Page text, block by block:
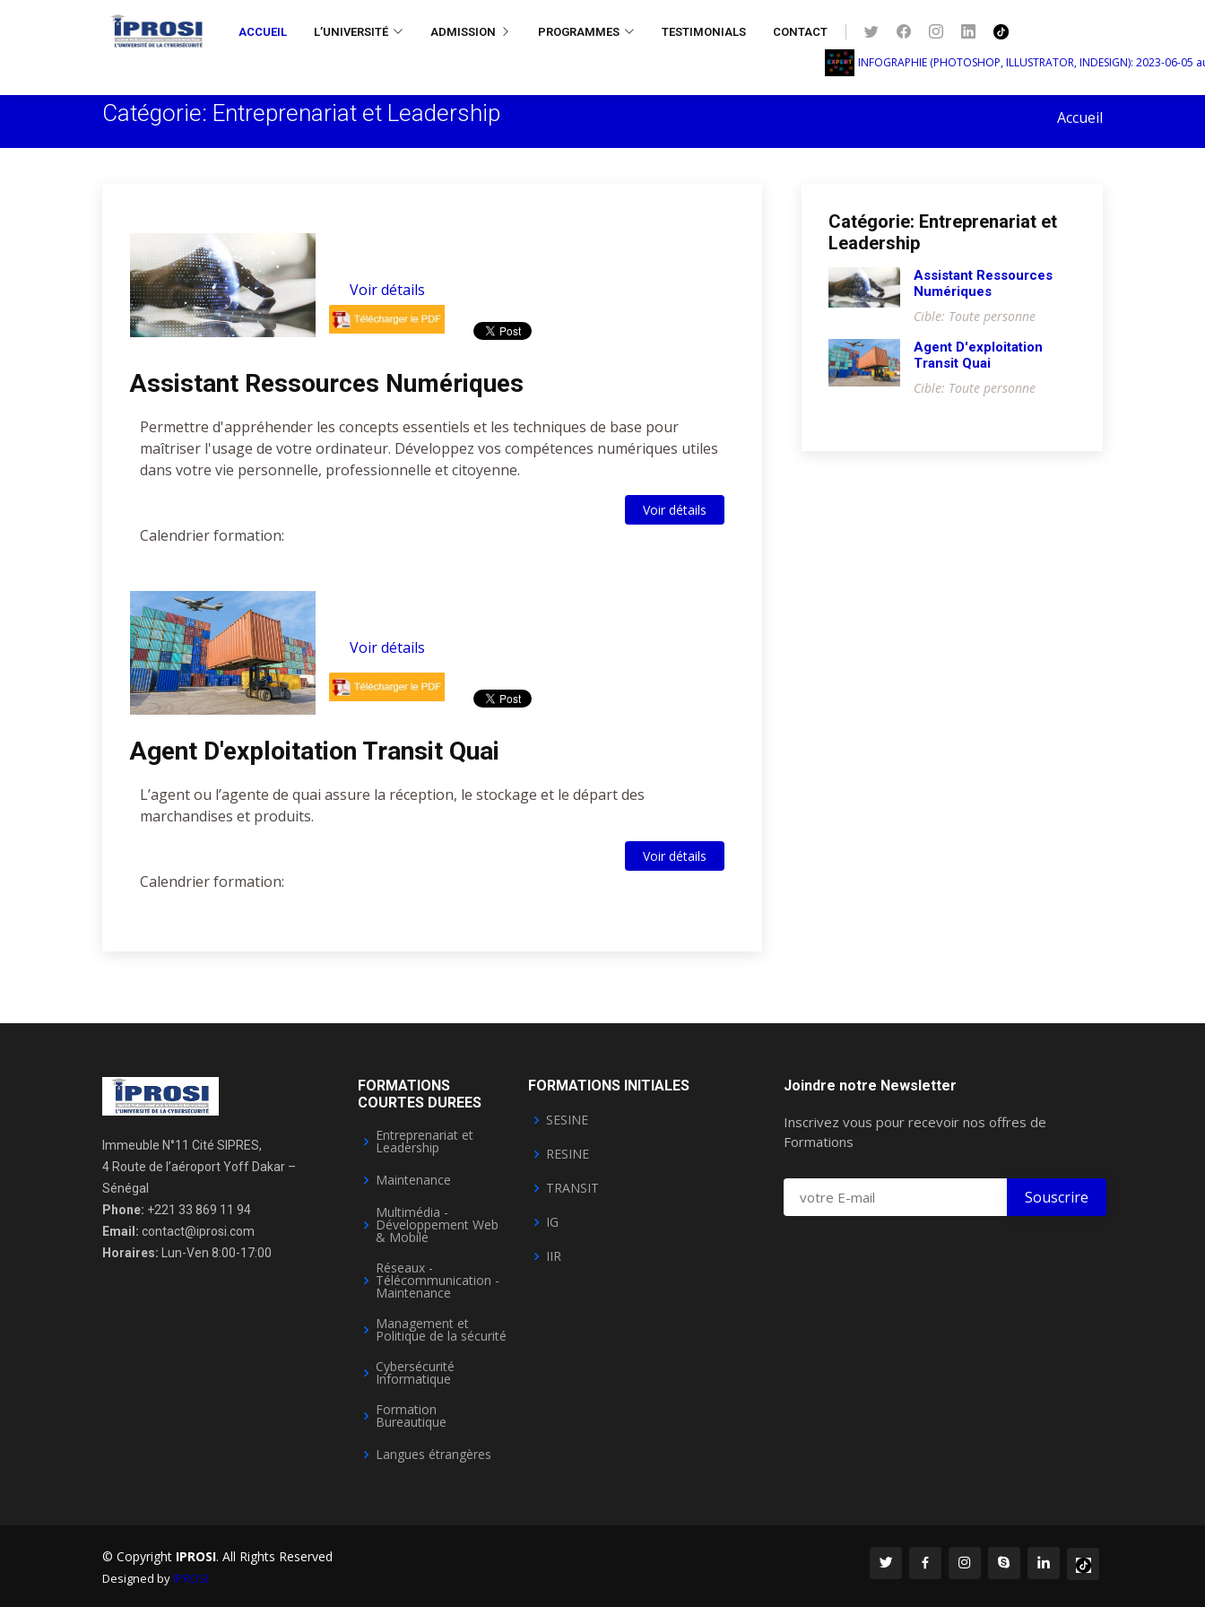
ACCUEIL L’UNIVERSITÉ ADMISSION PROGRAMMES TESTIMONIALS CONTACT
INFOGRAPHIE (PHOTOSHOP, ILLUSTRATOR, INDESIGN): 2023-06-05 au
Catégorie: Entreprenariat et Leadership Accueil
Voir détails
Assistant Ressources Numériques
Permettre d'appréhender les concepts essentiels et les techniques de base pour
maîtriser l'usage de votre ordinateur. Développez vos compétences numériques utiles
dans votre vie personnelle, professionnelle et citoyenne.
Voir détails
Calendrier formation:
Voir détails
Agent D'exploitation Transit Quai
L’agent ou l’agente de quai assure la réception, le stockage et le départ des
marchandises et produits.
Voir détails
Calendrier formation:
Catégorie: Entreprenariat et
Leadership
Assistant Ressources
Numériques
Cible: Toute personne
Agent D'exploitation
Transit Quai
Cible: Toute personne
Immeuble N°11 Cité SIPRES,
4 Route de l’aéroport Yoff Dakar –
Sénégal
Phone: +221 33 869 11 94
Email: contact@iprosi.com
Horaires: Lun-Ven 8:00-17:00
FORMATIONS
COURTES DUREES
Entreprenariat et
Leadership
Maintenance
Multimédia -
Développement Web
& Mobile
Réseaux -
Télécommunication -
Maintenance
Management et
Politique de la sécurité
Cybersécurité
Informatique
Formation
Bureautique
Langues étrangères
FORMATIONS INITIALES
SESINE
RESINE
TRANSIT
IG
IIR
Joindre notre Newsletter
Inscrivez vous pour recevoir nos offres de
Formations
© Copyright IPROSI. All Rights Reserved
Designed byIPROSI